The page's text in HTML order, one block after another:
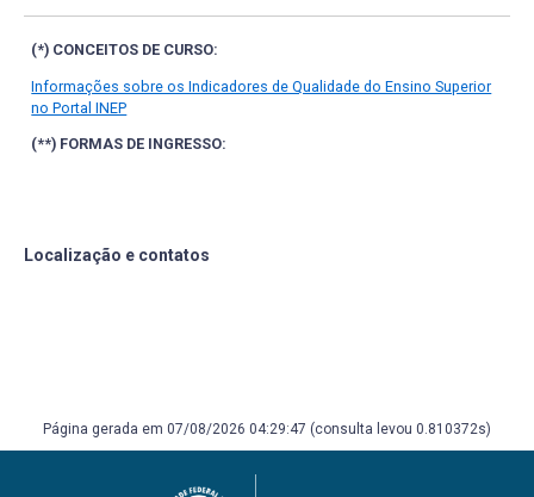
(*) CONCEITOS DE CURSO:
Informações sobre os Indicadores de Qualidade do Ensino Superior
no Portal INEP
(**) FORMAS DE INGRESSO:
Localização e contatos
Página gerada em 07/08/2026 04:29:47 (consulta levou 0.810372s)